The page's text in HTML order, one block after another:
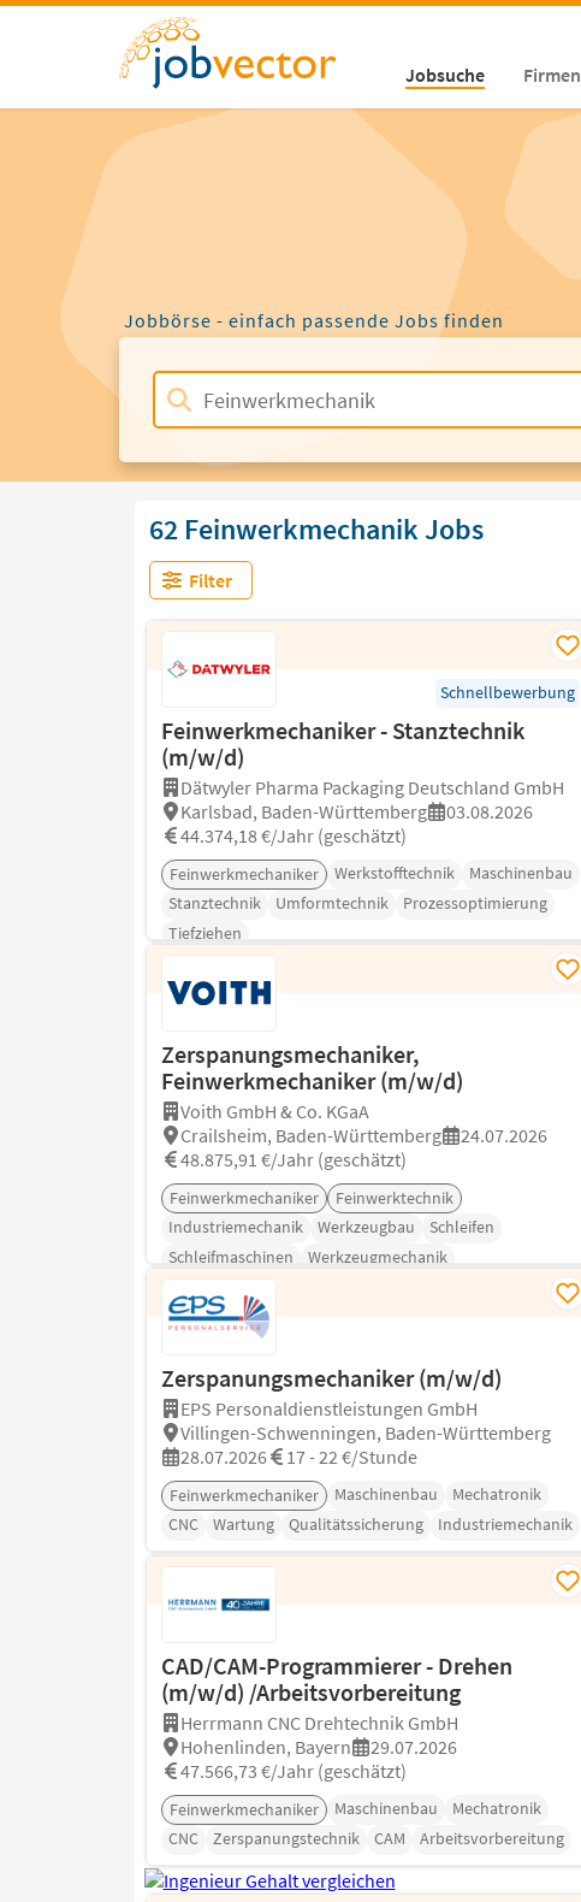
Jobsuche Firmen
Jobbörse - einfach passende Jobs finden
62 Feinwerkmechanik Jobs
Filter
Schnellbewerbung
Feinwerkmechaniker - Stanztechnik
(m/w/d)
Dätwyler Pharma Packaging Deutschland GmbH
Karlsbad, Baden-Württemberg
03.08.2026
44.374,18 €/Jahr (geschätzt)
Feinwerkmechaniker Werkstofftechnik
Maschinenbau
Stanztechnik
Umformtechnik
Prozessoptimierung
Tiefziehen
Zerspanungsmechaniker,
Feinwerkmechaniker (m/w/d)
Voith GmbH & Co. KGaA
Crailsheim, Baden-Württemberg
24.07.2026
48.875,91 €/Jahr (geschätzt)
Feinwerkmechaniker
Feinwerktechnik
Industriemechanik
Werkzeugbau
Schleifen
Schleifmaschinen
Werkzeugmechanik
Zerspanungsmechaniker (m/w/d)
EPS Personaldienstleistungen GmbH
Villingen-Schwenningen, Baden-Württemberg
28.07.2026
17 - 22 €/Stunde
Feinwerkmechaniker Maschinenbau
Mechatronik
CNC
Wartung Qualitätssicherung Industriemechanik
CAD/CAM-Programmierer - Drehen
(m/w/d) /Arbeitsvorbereitung
Herrmann CNC Drehtechnik GmbH
Hohenlinden, Bayern
29.07.2026
47.566,73 €/Jahr (geschätzt)
Feinwerkmechaniker Maschinenbau
Mechatronik
CNC
Zerspanungstechnik CAM Arbeitsvorbereitung